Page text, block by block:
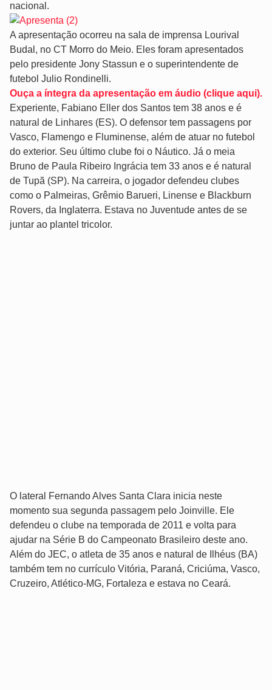
nacional.
A apresentação ocorreu na sala de imprensa Lourival
Budal, no CT Morro do Meio. Eles foram apresentados
pelo presidente Jony Stassun e o superintendente de
futebol Julio Rondinelli.
Ouça a íntegra da apresentação em áudio (clique aqui).
Experiente, Fabiano Eller dos Santos tem 38 anos e é
natural de Linhares (ES). O defensor tem passagens por
Vasco, Flamengo e Fluminense, além de atuar no futebol
do exterior. Seu último clube foi o Náutico. Já o meia
Bruno de Paula Ribeiro Ingrácia tem 33 anos e é natural
de Tupã (SP). Na carreira, o jogador defendeu clubes
como o Palmeiras, Grêmio Barueri, Linense e Blackburn
Rovers, da Inglaterra. Estava no Juventude antes de se
juntar ao plantel tricolor.
O lateral Fernando Alves Santa Clara inicia neste
momento sua segunda passagem pelo Joinville. Ele
defendeu o clube na temporada de 2011 e volta para
ajudar na Série B do Campeonato Brasileiro deste ano.
Além do JEC, o atleta de 35 anos e natural de Ilhéus (BA)
também tem no currículo Vitória, Paraná, Criciúma, Vasco,
Cruzeiro, Atlético-MG, Fortaleza e estava no Ceará.